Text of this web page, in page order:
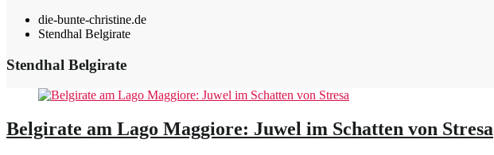
die-bunte-christine.de
Stendhal Belgirate
Stendhal Belgirate
Belgirate am Lago Maggiore: Juwel im Schatten von Stresa